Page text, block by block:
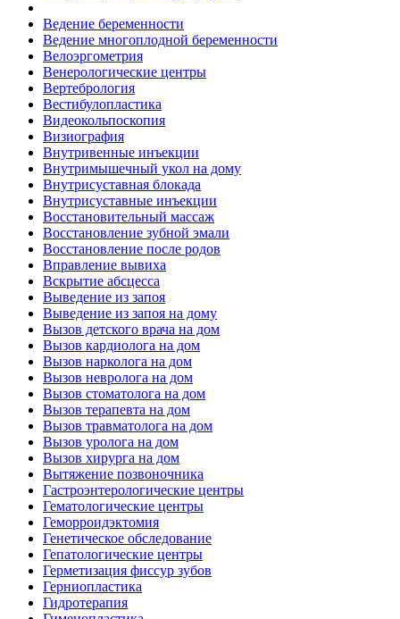
Ведение беременности
Ведение многоплодной беременности
Велоэргометрия
Венерологические центры
Вертебрология
Вестибулопластика
Видеокольпоскопия
Визиография
Внутривенные инъекции
Внутримышечный укол на дому
Внутрисуставная блокада
Внутрисуставные инъекции
Восстановительный массаж
Восстановление зубной эмали
Восстановление после родов
Вправление вывиха
Вскрытие абсцесса
Выведение из запоя
Выведение из запоя на дому
Вызов детского врача на дом
Вызов кардиолога на дом
Вызов нарколога на дом
Вызов невролога на дом
Вызов стоматолога на дом
Вызов терапевта на дом
Вызов травматолога на дом
Вызов уролога на дом
Вызов хирурга на дом
Вытяжение позвоночника
Гастроэнтерологические центры
Гематологические центры
Геморроидэктомия
Генетическое обследование
Гепатологические центры
Герметизация фиссур зубов
Герниопластика
Гидротерапия